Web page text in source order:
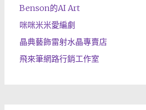
Benson的AI Art
咪咪米米愛編劇
晶典藝飾雷射水晶專賣店
飛來筆網路行銷工作室